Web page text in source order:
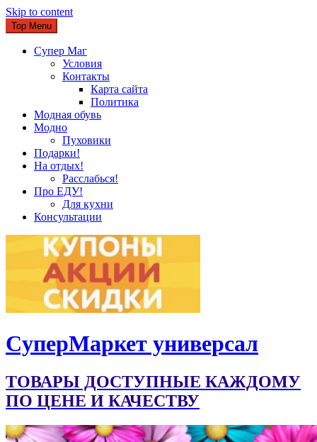
Skip to content
Top Menu
Супер Маг
Условия
Контакты
Карта сайта
Политика
Модная обувь
Модно
Пуховики
Подарки!
На отдых!
Расслабься!
Про ЕДУ!
Для кухни
Консультации
CуперМаркет универсал
ТОВАРЫ ДОСТУПНЫЕ КАЖДОМУ
ПО ЦЕНЕ И КАЧЕСТВУ